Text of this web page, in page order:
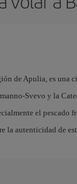
de Apulia, es una
Svevo y la
el pescado
la autenticidad de